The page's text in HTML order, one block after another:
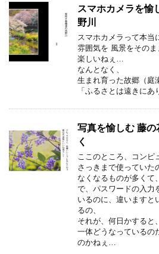
スマホカメラを愉
野川
スマホカメラって本当
雰囲気を 風景をその
楽しいねぇ…
なんとなく、
生まれ育った故郷（庭
「ふるさとは遠きに
写真を愉しむ 藤の
く
ここのところ、コンピ
さっきまで使っていた
なくなるものが多くて、
で、パスワードの入力
いるのに、違いますと
るの、
それが、何日かする
一体どうなっているの
のかねぇ…